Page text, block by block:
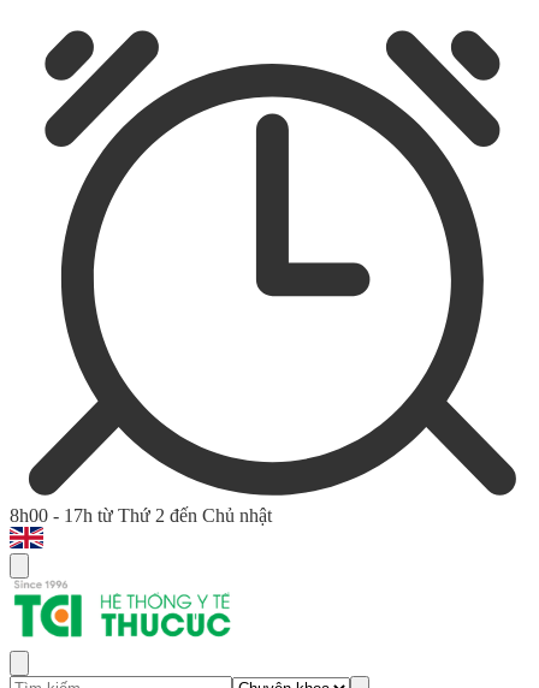
8h00 - 17h từ Thứ 2 đến Chủ nhật